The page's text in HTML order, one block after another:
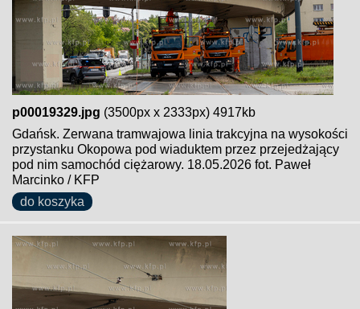
p00019329.jpg (3500px x 2333px) 4917kb
Gdańsk. Zerwana tramwajowa linia trakcyjna na wysokości
przystanku Okopowa pod wiaduktem przez przejedżający
pod nim samochód ciężarowy. 18.05.2026 fot. Paweł
Marcinko / KFP
do koszyka